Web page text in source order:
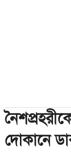
দোকানে